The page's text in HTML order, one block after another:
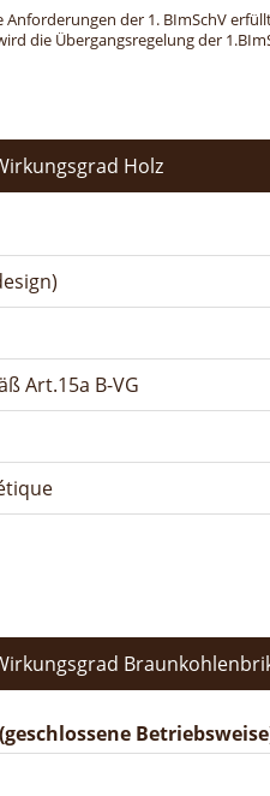
der 1. BImSchV
die Übergangsregelung der
Holz
Art.15a B-VG